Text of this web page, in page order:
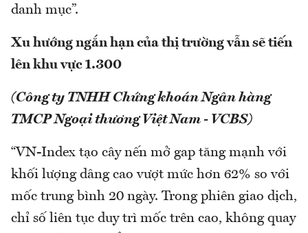
danh mục”.
Xu hướng ngắn hạn của thị trường vẫn sẽ tiến
lên khu vực 1.300
(Công ty TNHH Chứng khoán Ngân hàng
TMCP Ngoại thương Việt Nam - VCBS)
“VN-Index tạo cây nến mở gap tăng mạnh với
khối lượng dâng cao vượt mức hơn 62% so với
mốc trung bình 20 ngày. Trong phiên giao dịch,
chỉ số liên tục duy trì mốc trên cao, không quay